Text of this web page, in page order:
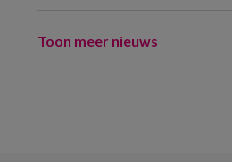
Toon meer nieuws